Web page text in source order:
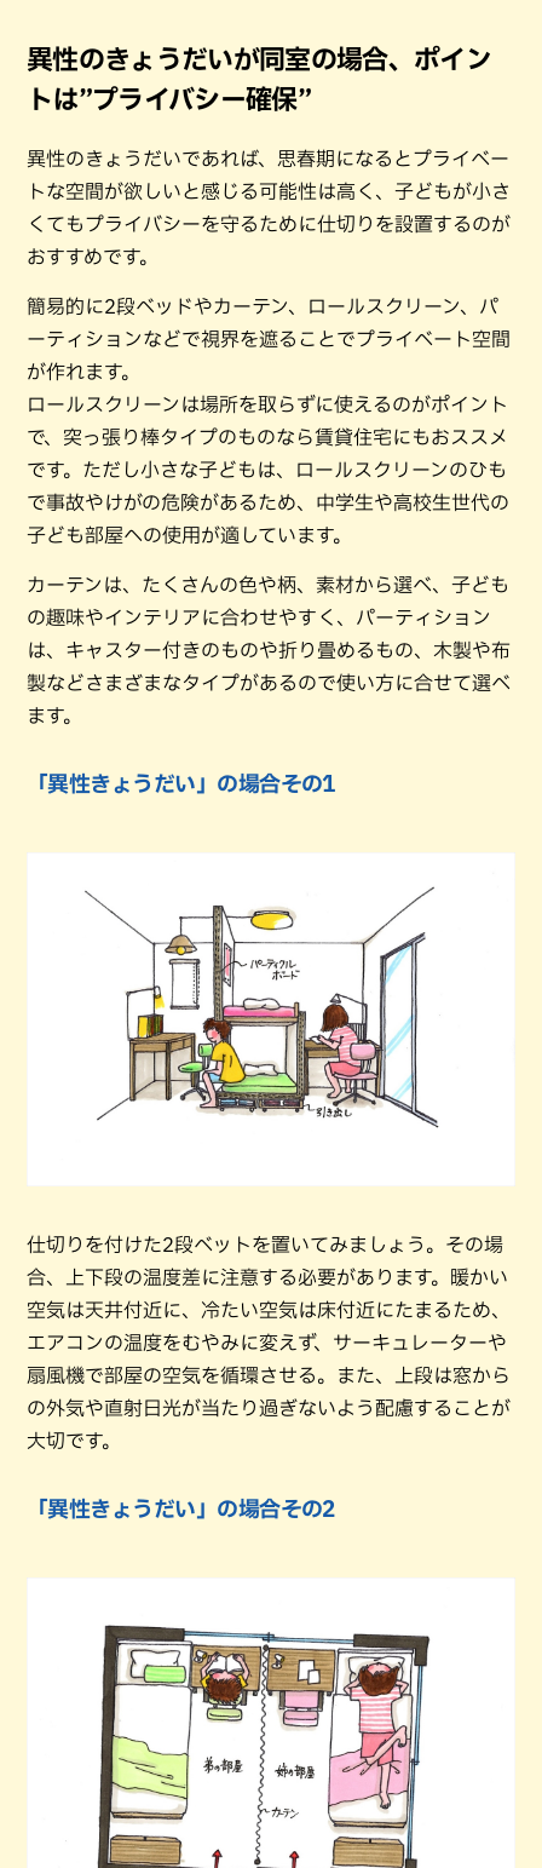
異性のきょうだいが同室の場合、ポイン
トは”プライバシー確保”
異性のきょうだいであれば、思春期になるとプライベー
トな空間が欲しいと感じる可能性は高く、子どもが小さ
くてもプライバシーを守るために仕切りを設置するのが
おすすめです。
簡易的に2段ベッドやカーテン、ロールスクリーン、パ
ーティションなどで視界を遮ることでプライベート空間
が作れます。
ロールスクリーンは場所を取らずに使えるのがポイント
で、突っ張り棒タイプのものなら賃貸住宅にもおススメ
です。ただし小さな子どもは、ロールスクリーンのひも
で事故やけがの危険があるため、中学生や高校生世代の
子ども部屋への使用が適しています。
カーテンは、たくさんの色や柄、素材から選べ、子ども
の趣味やインテリアに合わせやすく、パーティション
は、キャスター付きのものや折り畳めるもの、木製や布
製などさまざまなタイプがあるので使い方に合せて選べ
ます。
「異性きょうだい」の場合その1
仕切りを付けた2段ベットを置いてみましょう。その場
合、上下段の温度差に注意する必要があります。暖かい
空気は天井付近に、冷たい空気は床付近にたまるため、
エアコンの温度をむやみに変えず、サーキュレーターや
扇風機で部屋の空気を循環させる。また、上段は窓から
の外気や直射日光が当たり過ぎないよう配慮することが
大切です。
「異性きょうだい」の場合その2